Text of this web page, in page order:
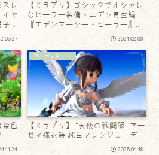
レ
ヤ
子
【ミラプリ】ゴシックでオシャレ
なヒーラー装備・エデン再生編
『エデンマーシー・ヒーラー』シ
リーズ
2021.02.08
染色
コーディネート
【ミラプリ】 “天使の戦闘服” アー
ゼマ様衣装 純白アレンジコーデ
2025.04.18